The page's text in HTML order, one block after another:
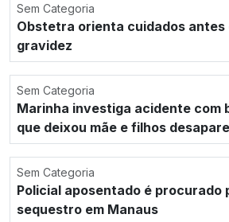
Sem Categoria
Obstetra orienta cuidados antes
gravidez
Sem Categoria
Marinha investiga acidente com
que deixou mãe e filhos
Sem Categoria
Policial aposentado é procurado
sequestro em Manaus